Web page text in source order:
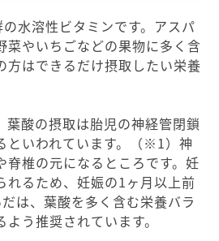
水溶性ビタミンです。アスパ
菜やいちごなどの果物に多く含
方はできるだけ摂取したい栄養
葉酸の摂取は胎児の神経管閉鎖
といわれています。（※1）神
脊椎の元になるところです。妊
れるため、妊娠の1ヶ月以上前
は、葉酸を多く含む栄養バラ
う推奨されています。